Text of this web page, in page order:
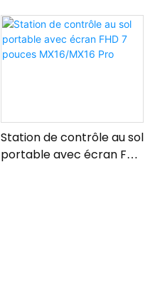
Station de contrôle au sol
portable avec écran FHD